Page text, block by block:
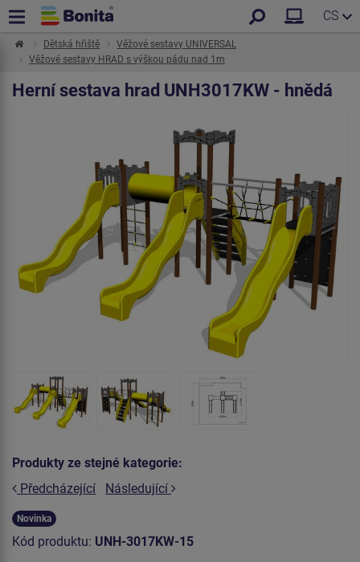
CS
Dětská hřiště
Věžové sestavy UNIVERSAL
Věžové sestavy HRAD s výškou pádu nad 1m
Herní sestava hrad UNH3017KW - hnědá
Produkty ze stejné kategorie:
Předcházející
Následující
Novinka
Kód produktu: UNH-3017KW-15